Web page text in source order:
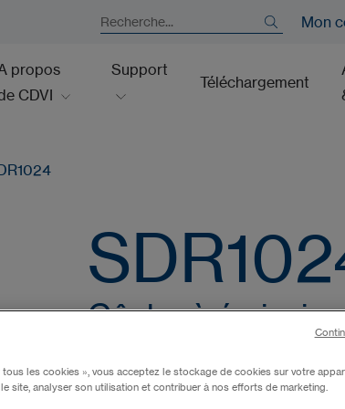
Mon
propos
CDVI
Support
Téléchargement
Gâche à
les cookies », vous acceptez le stockage de cookies sur votre
site, analyser son utilisation et contribuer à nos efforts de marketing.